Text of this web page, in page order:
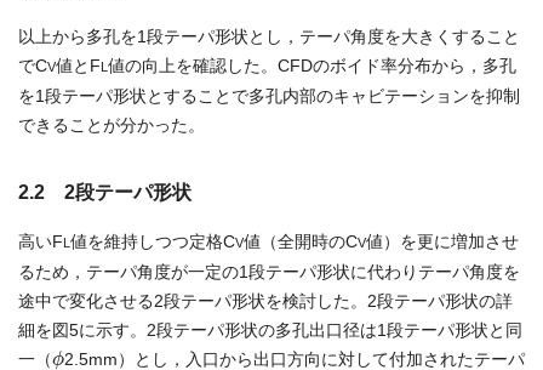
以上から多孔を1段テーパ形状とし，テーパ角度を大きくすること
でCV値とFL 値の向上を確認した。CFDのボイド率分布から，多孔
を1段テーパ形状とすることで多孔内部のキャビテーションを抑制
できることが分かった。
2.2 2段テーパ形状
高いFL 値を維持しつつ定格CV値（全開時のCV値）を更に増加させ
るため，テーパ角度が一定の1段テーパ形状に代わりテーパ角度を
途中で変化させる2段テーパ形状を検討した。2段テーパ形状の詳
細を図5に示す。2段テーパ形状の多孔出口径は1段テーパ形状と同
一（ ϕ2.5mm）とし，入口から出口方向に対して付加されたテーパ